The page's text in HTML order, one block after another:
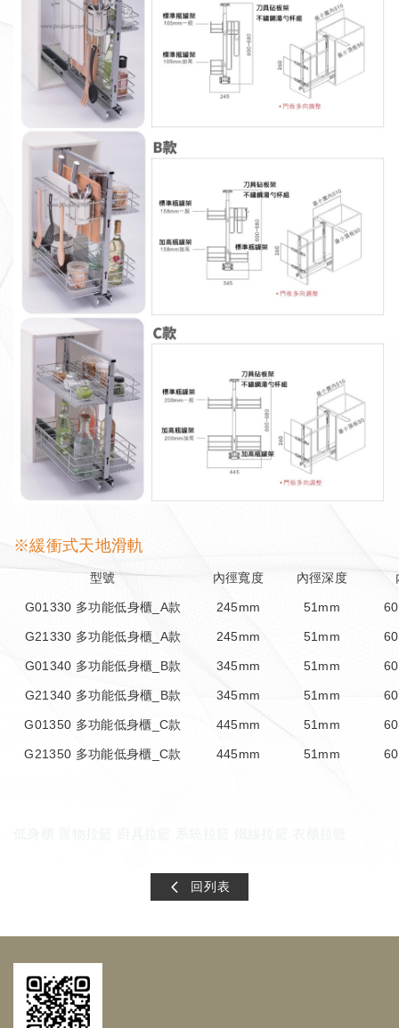
※緩衝式天地滑軌
型號 內徑寬度 內徑深度
G01330 多功能低身櫃_A款 245mm 51mm
G21330 多功能低身櫃_A款 245mm 51mm
G01340 多功能低身櫃_B款 345mm 51mm
G21340 多功能低身櫃_B款 345mm 51mm
G01350 多功能低身櫃_C款 445mm 51mm
G21350 多功能低身櫃_C款 445mm 51mm
回列表